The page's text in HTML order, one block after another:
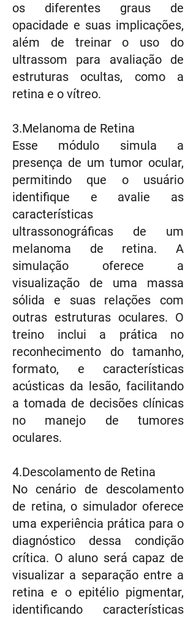
os diferentes graus de
opacidade e suas implicações,
além de treinar o uso do
ultrassom para avaliação de
estruturas ocultas, como a
retina e o vítreo.
3.Melanoma de Retina
Esse módulo simula a
presença de um tumor ocular,
permitindo que o usuário
identifique e avalie as
características
ultrassonográficas de um
melanoma de retina. A
simulação oferece a
visualização de uma massa
sólida e suas relações com
outras estruturas oculares. O
treino inclui a prática no
reconhecimento do tamanho,
formato, e características
acústicas da lesão, facilitando
a tomada de decisões clínicas
no manejo de tumores
oculares.
4.Descolamento de Retina
No cenário de descolamento
de retina, o simulador oferece
uma experiência prática para o
diagnóstico dessa condição
crítica. O aluno será capaz de
visualizar a separação entre a
retina e o epitélio pigmentar,
identificando características